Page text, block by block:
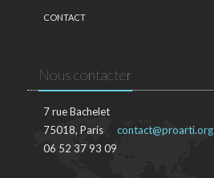
CONTACT
Nous contacter
7 rue Bachelet
75018, Paris
06 52 37 93 09
contact@proarti.org